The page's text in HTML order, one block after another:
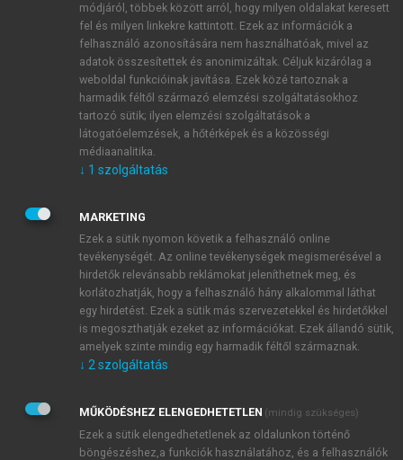
ÚJ FIÓK LÉTREHOZÁSA
1 óra díjmentes hozzáférés
E-MAIL-CÍM
JELSZÓ
JELSZÓ ÚJRA
Kérek értesítést a MeRSZ újdonságairól, akcióiról.
Kérek értesítést az Akadémiai Kiadó Zrt. újdonságairól,
Adatkezelési tájékoztatóbanfoglaltakat tudomásul
veszem és elfogadom.
Általános vásárlási feltételeket, valamint a szotar.netés a
módjáról, többek között arról, hogy milyen oldalakat keresett
fel és milyen linkekre kattintott. Ezek az információk a
felhasználó azonosítására nem használhatóak, mivel az
adatok összesítettek és anonimizáltak. Céljuk kizárólag a
weboldal funkcióinak javítása. Ezek közé tartoznak a
harmadik féltől származó elemzési szolgáltatásokhoz
tartozó sütik; ilyen elemzési szolgáltatások a
látogatóelemzések, a hőtérképek és a közösségi
médiaanalitika.
↓ 1 szolgáltatás
MARKETING
Ezek a sütik nyomon követik a felhasználó online
tevékenységét. Az online tevékenységek megismerésével a
hirdetők relevánsabb reklámokat jeleníthetnek meg, és
korlátozhatják, hogy a felhasználó hány alkalommal láthat
egy hirdetést. Ezek a sütik más szervezetekkel és hirdetőkkel
is megoszthatják ezeket az információkat. Ezek állandó sütik,
amelyek szinte mindig egy harmadik féltől származnak.
↓ 2 szolgáltatás
MŰKÖDÉSHEZ ELENGEDHETETLEN (mindig szükséges)
Ezek a sütik elengedhetetlenek az oldalunkon történő
böngészéshez,a funkciók használatához, és a felhasználók